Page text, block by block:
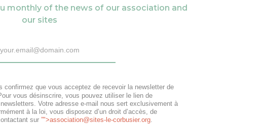
monthly of the news of our association and
our sites
confirmez que vous acceptez de recevoir la newsletter de
vous désinscrire, vous pouvez utiliser le lien de
Votre adresse e-mail nous sert exclusivement à
à la loi, vous disposez d’un droit d’accès, de
sur ”">association@sites-le-corbusier.org